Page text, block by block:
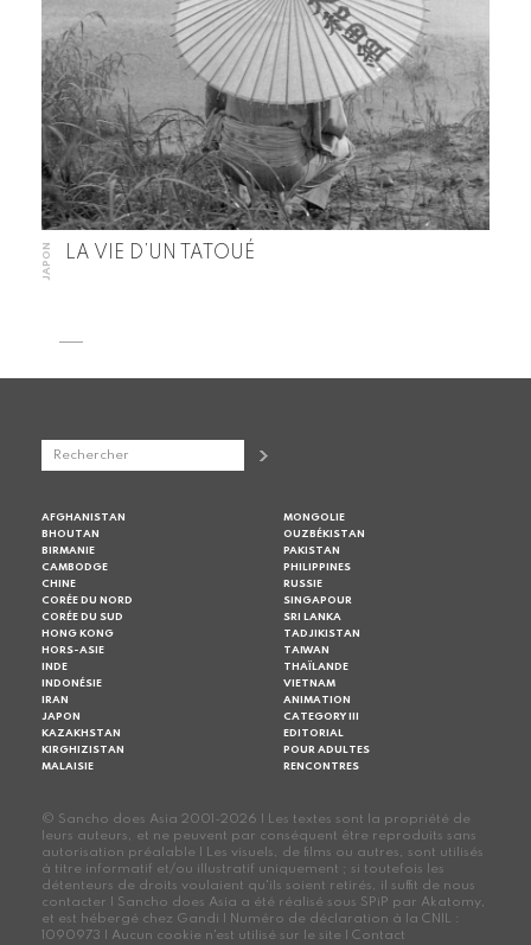
JAPON LA VIE D’UN TATOUÉ
AFGHANISTAN
BHOUTAN
BIRMANIE
CAMBODGE
CHINE
CORÉE DU NORD
CORÉE DU SUD
HONG KONG
HORS-ASIE
INDE
INDONÉSIE
IRAN
JAPON
KAZAKHSTAN
KIRGHIZISTAN
MALAISIE
MONGOLIE
OUZBÉKISTAN
PAKISTAN
PHILIPPINES
RUSSIE
SINGAPOUR
SRI LANKA
TADJIKISTAN
TAIWAN
THAÏLANDE
VIETNAM
ANIMATION
CATEGORY III
EDITORIAL
POUR ADULTES
RENCONTRES
© Sancho does Asia 2001-2026 | Les textes sont la propriété de
leurs auteurs, et ne peuvent par conséquent être reproduits sans
autorisation préalable | Les visuels, de films ou autres, sont utilisés
à titre informatif et/ou illustratif uniquement ; si toutefois les
détenteurs de droits voulaient qu'ils soient retirés, il suffit de nous
contacter | Sancho does Asia a été réalisé sous SPiP par Akatomy,
et est hébergé chez Gandi | Numéro de déclaration à la CNIL :
1090973 | Aucun cookie n'est utilisé sur le site | Contact